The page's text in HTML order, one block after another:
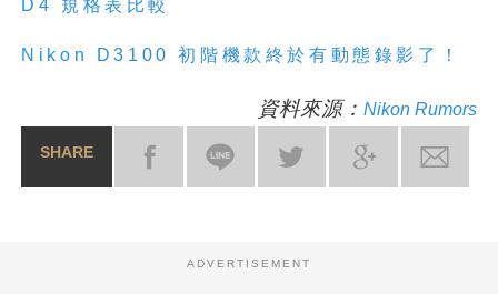
D4 規格表比較
Nikon D3100 初階機款終於有動態錄影了！
資料來源： Nikon Rumors
SHARE
ADVERTISEMENT